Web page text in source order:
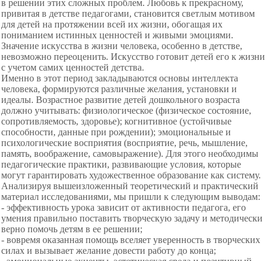
в решении этих сложных проблем. Любовь к прекрасному,
привитая в детстве педагогами, становится светлым мотивом
для детей на протяжении всей их жизни, обогащая их
пониманием истинных ценностей и живыми эмоциями.
Значение искусства в жизни человека, особенно в детстве,
невозможно переоценить. Искусство готовит детей его к жизни
с учетом самих ценностей детства.
Именно в этот период закладываются основы интеллекта
человека, формируются различные желания, установки и
идеалы. Возрастное развитие детей дошкольного возраста
должно учитывать: физиологическое (физическое состояние,
сопротивляемость, здоровье); когнитивное (устойчивые
способности, данные при рождении); эмоциональные и
психологические восприятия (восприятие, речь, мышление,
память, воображение, самовыражение). Для этого необходимы
педагогические практики, развивающие условия, которые
могут гарантировать художественное образование как систему.
Анализируя вышеизложенный теоретический и практический
материал исследованиями, мы пришли к следующим выводам:
- эффективность урока зависит от активности педагога, его
умения правильно поставить творческую задачу и методически
верно помочь детям в ее решении;
- вовремя оказанная помощь вселяет уверенность в творческих
силах и вызывает желание довести работу до конца;